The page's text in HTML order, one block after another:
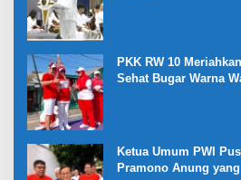
PKK RW 10
Sehat Bugar Warna
Ketua Umum PWI
Pramono Anung